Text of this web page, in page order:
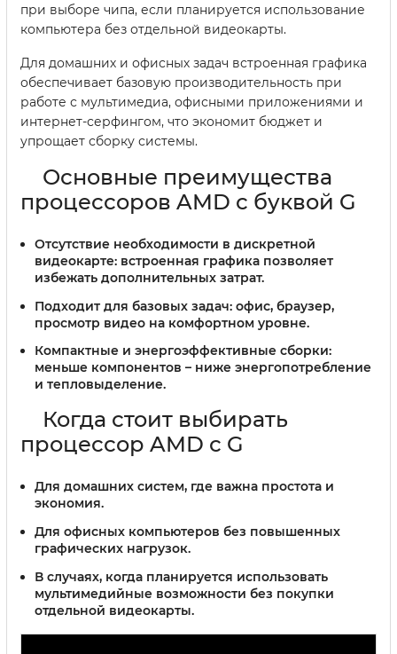
при выборе чипа, если планируется использование
компьютера без отдельной видеокарты.
Для домашних и офисных задач встроенная графика
обеспечивает базовую производительность при
работе с мультимедиа, офисными приложениями и
интернет-серфингом, что экономит бюджет и
упрощает сборку системы.
Основные преимущества
процессоров AMD с буквой G
Отсутствие необходимости в дискретной
видеокарте: встроенная графика позволяет
избежать дополнительных затрат.
Подходит для базовых задач: офис, браузер,
просмотр видео на комфортном уровне.
Компактные и энергоэффективные сборки:
меньше компонентов – ниже энергопотребление
и тепловыделение.
Когда стоит выбирать
процессор AMD с G
Для домашних систем, где важна простота и
экономия.
Для офисных компьютеров без повышенных
графических нагрузок.
В случаях, когда планируется использовать
мультимедийные возможности без покупки
отдельной видеокарты.